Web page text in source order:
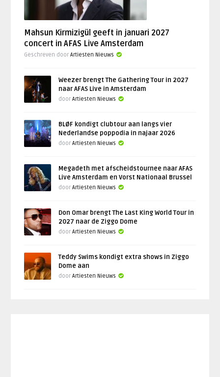
Mahsun Kirmizigül geeft in januari 2027
concert in AFAS Live Amsterdam
Geschreven doorArtiesten Nieuws
Weezer brengt The Gathering Tour in 2027
naar AFAS Live in Amsterdam
doorArtiesten Nieuws
BLØF kondigt clubtour aan langs vier
Nederlandse poppodia in najaar 2026
doorArtiesten Nieuws
Megadeth met afscheidstournee naar AFAS
Live Amsterdam en Vorst Nationaal Brussel
doorArtiesten Nieuws
Don Omar brengt The Last King World Tour in
2027 naar de Ziggo Dome
doorArtiesten Nieuws
Teddy Swims kondigt extra shows in Ziggo
Dome aan
doorArtiesten Nieuws